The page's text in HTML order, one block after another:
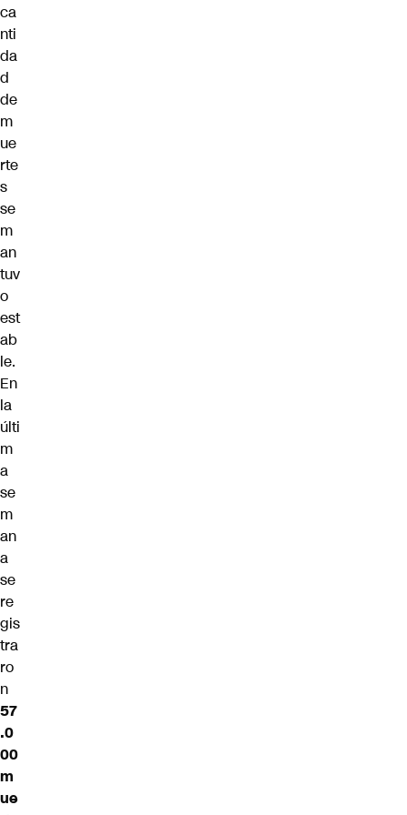
ca
nti
da
d
de
m
ue
rte
s
se
m
an
tuv
o
est
ab
le.
En
la
últi
m
a
se
m
an
a
se
re
gis
tra
ro
n
57
.0
00
m
ue